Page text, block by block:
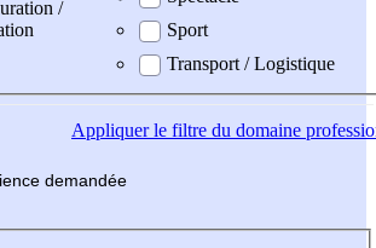
/
Sport
Transport / Logistique
Appliquerle filtre du domaine
demandée